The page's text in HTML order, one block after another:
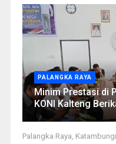
PALANGKA RAYA
Minim Prestasi di
KONI Kalteng
Palangka Raya,